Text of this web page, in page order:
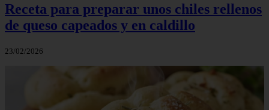
Receta para preparar unos chiles rellenos
de queso capeados y en caldillo
23/02/2026